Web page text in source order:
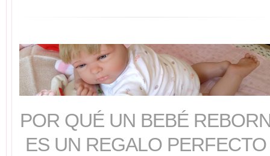
POR QUÉ UN BEBÉ
ES UN REGALO PERFECTO